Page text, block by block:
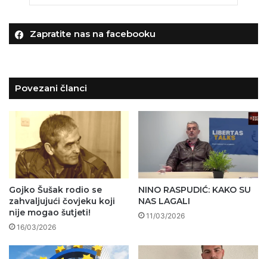
Zapratite nas na facebooku
Povezani članci
Gojko Šušak rodio se
zahvaljujući čovjeku koji
nije mogao šutjeti!
16/03/2026
NINO RASPUDIĆ: KAKO SU
NAS LAGALI
11/03/2026